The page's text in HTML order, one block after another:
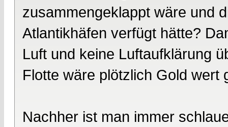
zusammengeklappt wäre und
Atlantikhäfen verfügt hätte?
Luft und keine Luftaufklärung
Flotte wäre plötzlich Gold wert
Nachher ist man immer